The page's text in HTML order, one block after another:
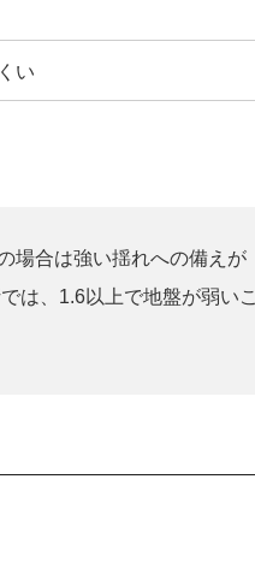
い
場合は強い揺れへの備えが
は、1.6以上で地盤が弱いこ